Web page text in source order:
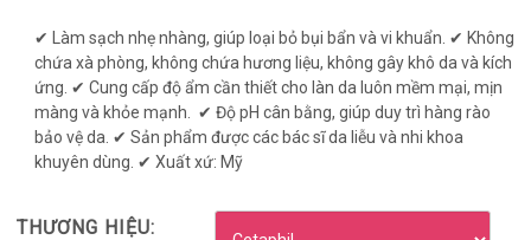
✔ Làm sạch nhẹ nhàng, giúp loại bỏ bụi bẩn và vi khuẩn. ✔ Không
chứa xà phòng, không chứa hương liệu, không gây khô da và kích
ứng. ✔ Cung cấp độ ẩm cần thiết cho làn da luôn mềm mại, mịn
màng và khỏe mạnh. ✔ Độ pH cân bằng, giúp duy trì hàng rào
bảo vệ da. ✔ Sản phẩm được các bác sĩ da liễu và nhi khoa
khuyên dùng. ✔ Xuất xứ: Mỹ
THƯƠNG HIỆU: